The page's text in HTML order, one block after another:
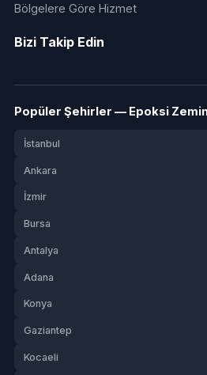
Bölgelere Göre Hizmet
Bizi Takip Edin
Popüler Şehirler — Epoksi
İstanbul
Ankara
İzmir
Bursa
Antalya
Adana
Konya
Gaziantep
Kocaeli